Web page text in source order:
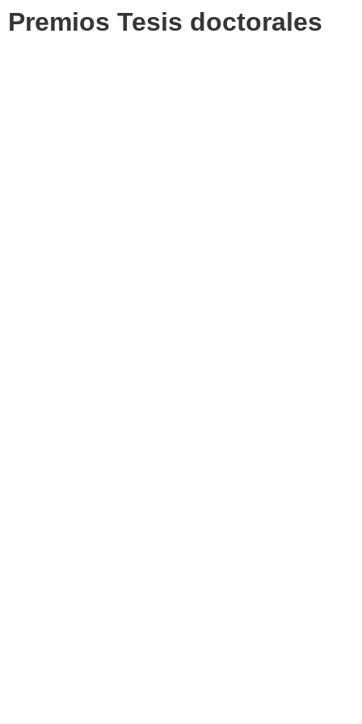
Premios Tesis doctorales